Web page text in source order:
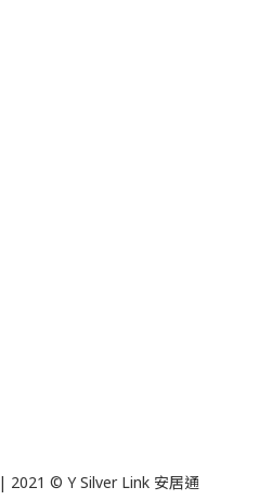
| 2021 © Y Silver Link 安居通